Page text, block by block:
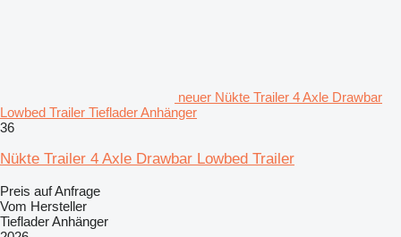
neuer Nükte Trailer 4 Axle Drawbar
Lowbed Trailer Tieflader Anhänger
36
Nükte Trailer 4 Axle Drawbar Lowbed Trailer
Preis auf Anfrage
Vom Hersteller
Tieflader Anhänger